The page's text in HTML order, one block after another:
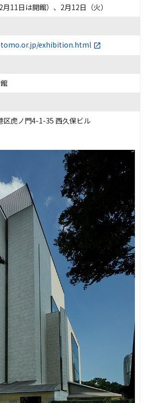
11日は開館）、2月12日（火）
exhibition.html
区虎ノ門4-1-35 西久保ビル